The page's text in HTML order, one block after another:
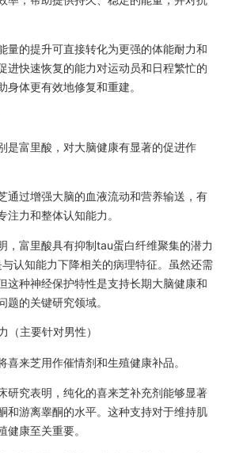
量的提升可直接转化为更强的体能耐力和
进快速恢复的能力对运动员和日程繁忙的
身体更有效地修复和重建。
是富里酸，对大脑健康有显著的促进作
通过增强大脑的血液流动和营养输送，有
注力和整体认知能力。
，富里酸具有抑制tau蛋白纤维聚集的潜力
认知能力下降相关的病理特征。虽然还需
这种神经保护特性是支持长期大脑健康和
题的关键研究领域。
（主要针对男性）
喜来芝用作催情剂和生殖健康补品。
研究表明，纯化的喜来芝补充剂能够显著
和游离睾酮的水平。这种支持对于维持肌
健康至关重要。